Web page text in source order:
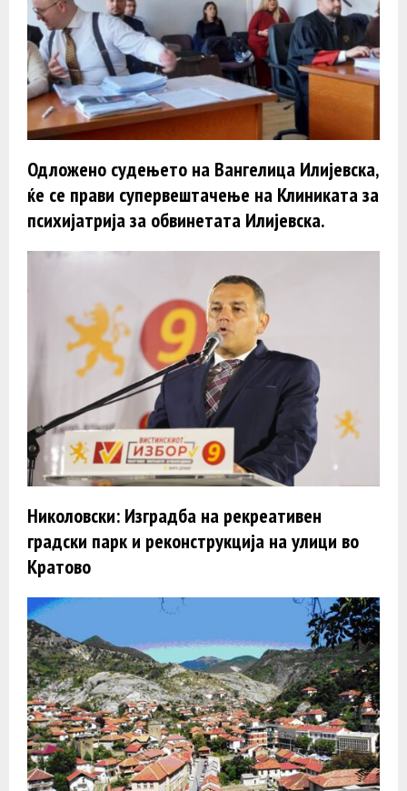
Одложено судењето на Вангелица Илијевска,
ќе се прави супервештачење на Клиниката за
психијатрија за обвинетата Илијевска.
Николовски: Изградба на рекреативен
градски парк и реконструкција на улици во
Кратово